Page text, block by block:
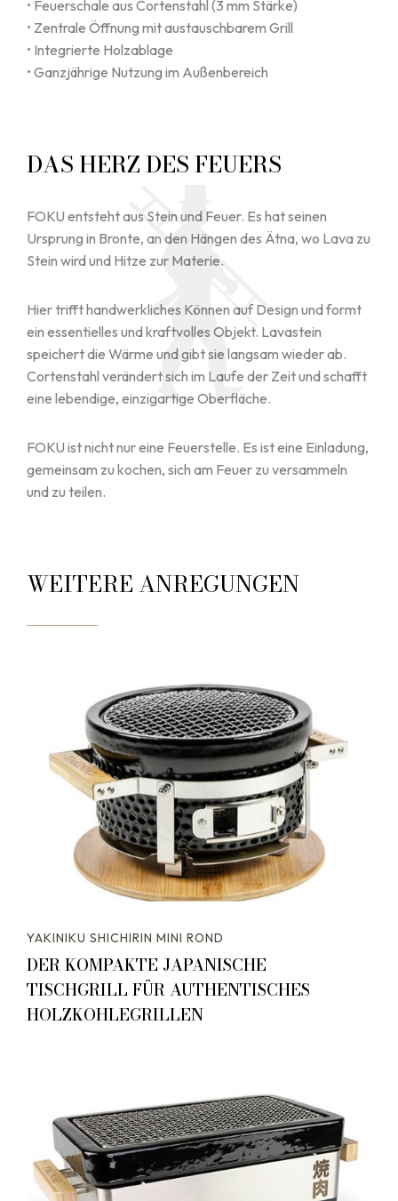
• Feuerschale aus Cortenstahl (3 mm Stärke)
• Zentrale Öffnung mit austauschbarem Grill
• Integrierte Holzablage
• Ganzjährige Nutzung im Außenbereich
DAS HERZ DES FEUERS
FOKU entsteht aus Stein und Feuer. Es hat seinen
Ursprung in Bronte, an den Hängen des Ätna, wo Lava zu
Stein wird und Hitze zur Materie.
Hier trifft handwerkliches Können auf Design und formt
ein essentielles und kraftvolles Objekt. Lavastein
speichert die Wärme und gibt sie langsam wieder ab.
Cortenstahl verändert sich im Laufe der Zeit und schafft
eine lebendige, einzigartige Oberfläche.
FOKU ist nicht nur eine Feuerstelle. Es ist eine Einladung,
gemeinsam zu kochen, sich am Feuer zu versammeln
und zu teilen.
WEITERE ANREGUNGEN
YAKINIKU SHICHIRIN MINI ROND
DER KOMPAKTE JAPANISCHE
TISCHGRILL FÜR AUTHENTISCHES
HOLZKOHLEGRILLEN